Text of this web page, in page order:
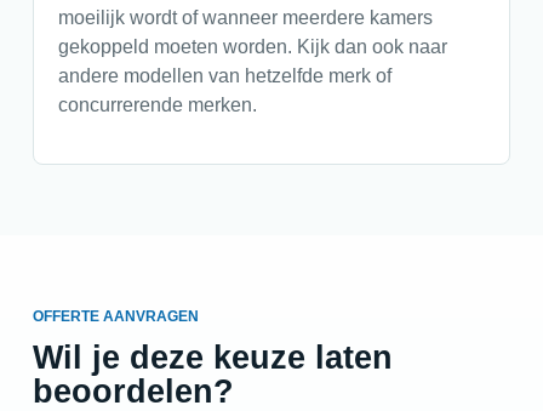
moeilijk wordt of wanneer meerdere kamers
gekoppeld moeten worden. Kijk dan ook naar
andere modellen van hetzelfde merk of
concurrerende merken.
OFFERTE AANVRAGEN
Wil je deze keuze laten
beoordelen?